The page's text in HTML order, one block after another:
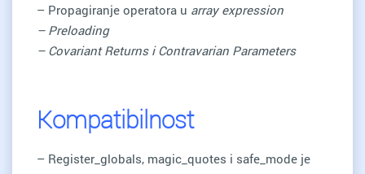
– Propagiranje operatora u array expression
– Preloading
– Covariant Returns i Contravarian Parameters
Kompatibilnost
– Register_globals, magic_quotes i safe_mode je